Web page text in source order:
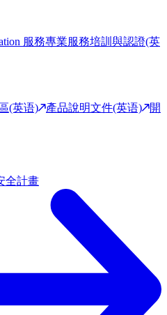
服務專業服務培訓與認證(英
(英语) 產品說明文件(英语)
開
全計畫